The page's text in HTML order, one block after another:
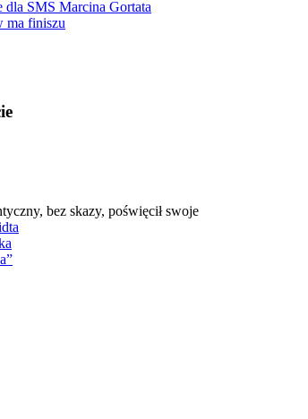
dla SMS Marcina Gortata
ma finiszu
bez skazy, poświęcił swoje